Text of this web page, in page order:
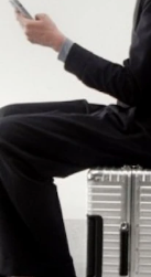
PARA